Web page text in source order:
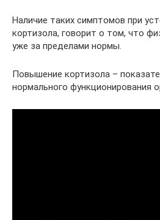
Наличие таких симптомов при
кортизола, говорит о том, что
уже за пределами нормы.
Повышение кортизола –
нормального функционирования